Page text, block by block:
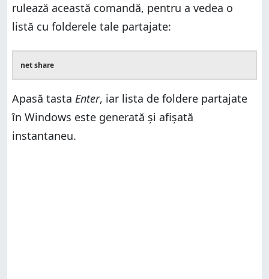
rulează această comandă, pentru a vedea o
listă cu folderele tale partajate:
net share
Apasă tasta Enter, iar lista de foldere partajate
în Windows este generată și afișată
instantaneu.